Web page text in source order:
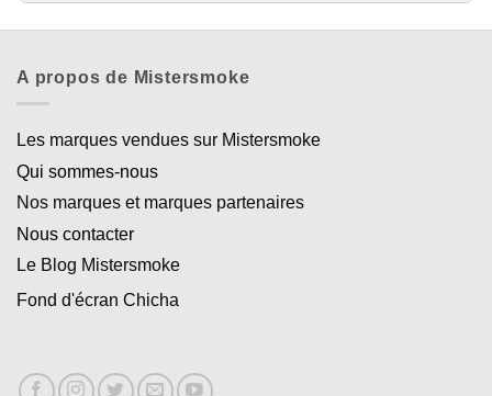
A propos de Mistersmoke
Les marques vendues sur Mistersmoke
Qui sommes-nous
Nos marques et marques partenaires
Nous contacter
Le Blog Mistersmoke
Fond d'écran Chicha